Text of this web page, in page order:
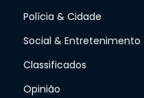
Polícia & Cidade
Social & Entretenimento
Classificados
Opinião